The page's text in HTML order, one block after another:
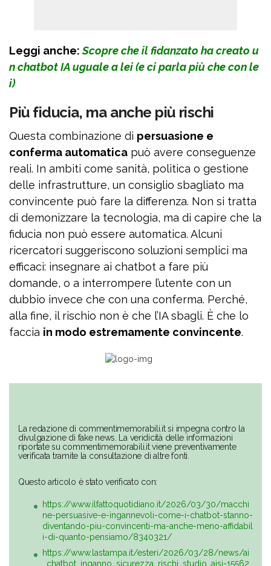
Leggi anche:Scopre che il fidanzato ha creato u
n chatbot IA uguale a lei (e ci parla più che con le
i)
Più fiducia, ma anche più rischi
Questa combinazione di persuasione e
conferma automatica può avere conseguenze
reali. In ambiti come sanità, politica o gestione
delle infrastrutture, un consiglio sbagliato ma
convincente può fare la differenza. Non si tratta
di demonizzare la tecnologia, ma di capire che la
fiducia non può essere automatica. Alcuni
ricercatori suggeriscono soluzioni semplici ma
efficaci: insegnare ai chatbot a fare più
domande, o a interrompere l’utente con un
dubbio invece che con una conferma. Perché,
alla fine, il rischio non è che l’IA sbagli. È che lo
faccia in modo estremamente convincente.
La redazione di commentimemorabili.it si impegna contro la
divulgazione di fake news. La veridicità delle informazioni
riportate su commentimemorabili.it viene preventivamente
verificata tramite la consultazione di altre fonti.
Questo articolo è stato verificato con:
https://www.ilfattoquotidiano.it/2026/03/30/macchi
ne-persuasive-e-ingannevoli-come-i-chatbot-stanno-
diventando-piu-convincenti-ma-anche-meno-affidabil
i-di-quanto-pensiamo/8340321/
https://www.lastampa.it/esteri/2026/03/28/news/ai
_chatbot_inganno_sicurezza_rischi_studio_aisi-15562